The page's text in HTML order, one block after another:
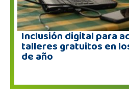
Inclusión digital para
talleres gratuitos en
de año